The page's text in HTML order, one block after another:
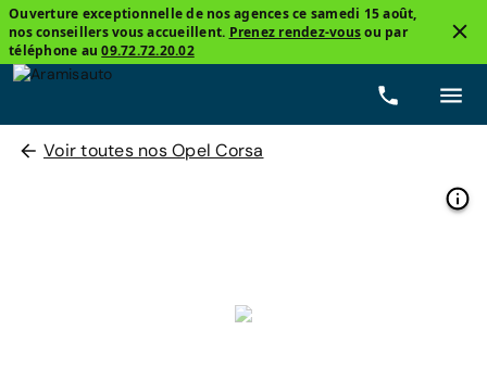
Ouverture exceptionnelle de nos agences ce samedi 15 août,
nos conseillers vous accueillent. Prenez rendez-vousou par
téléphone au09.72.72.20.02
Voir toutes nos Opel Corsa